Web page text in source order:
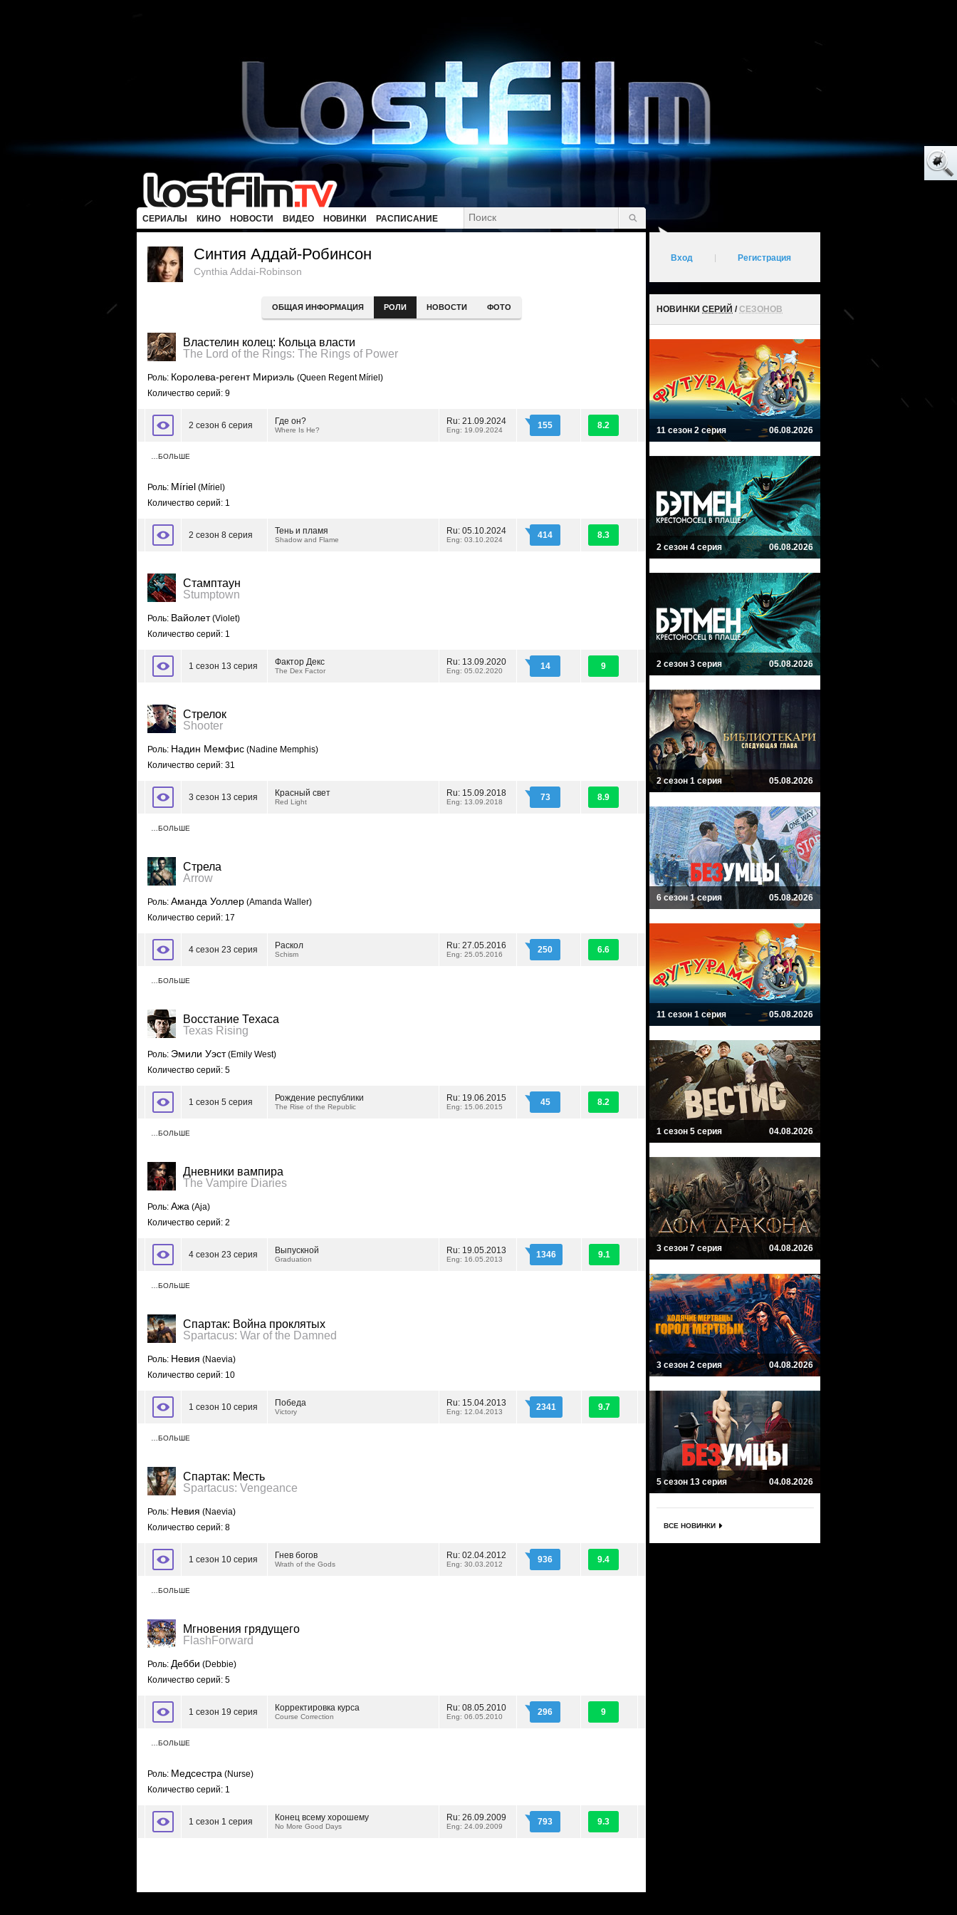
СЕРИАЛЫ КИНО НОВОСТИ ВИДЕО НОВИНКИ РАСПИСАНИЕ
Синтия Аддай-Робинсон
Cynthia Addai-Robinson
ОБЩАЯ ИНФОРМАЦИЯ РОЛИ НОВОСТИ ФОТО
Властелин колец: Кольца власти
The Lord of the Rings: The Rings of Power
Роль: Королева-регент Мириэль (Queen Regent Míriel)
Количество серий: 9
2 сезон 6 серия Где он?
Where Is He?
Ru: 21.09.2024
Eng: 19.09.2024 155 8.2
…БОЛЬШЕ
Роль: Míriel (Míriel)
Количество серий: 1
2 сезон 8 серия Тень и пламя
Shadow and Flame
Ru: 05.10.2024
Eng: 03.10.2024 414 8.3
Стамптаун
Stumptown
Роль: Вайолет(Violet)
Количество серий: 1
1 сезон 13 серия Фактор Декс
The Dex Factor
Ru: 13.09.2020
Eng: 05.02.2020 14 9
Стрелок
Shooter
Роль: Надин Мемфис (Nadine Memphis)
Количество серий: 31
3 сезон 13 серия Красный свет
Red Light
Ru: 15.09.2018
Eng: 13.09.2018 73 8.9
…БОЛЬШЕ
Стрела
Arrow
Роль: Аманда Уоллер (Amanda Waller)
Количество серий: 17
4 сезон 23 серия Раскол
Schism
Ru: 27.05.2016
Eng: 25.05.2016 250 6.6
…БОЛЬШЕ
Восстание Техаса
Texas Rising
Роль: Эмили Уэст(Emily West)
Количество серий: 5
1 сезон 5 серия Рождение республики
The Rise of the Republic
Ru: 19.06.2015
Eng: 15.06.2015 45 8.2
…БОЛЬШЕ
Дневники вампира
The Vampire Diaries
Роль: Ажа (Aja)
Количество серий: 2
4 сезон 23 серия Выпускной
Graduation
Ru: 19.05.2013
Eng: 16.05.2013 1346 9.1
…БОЛЬШЕ
Спартак: Война проклятых
Spartacus: War of the Damned
Роль: Невия (Naevia)
Количество серий: 10
1 сезон 10 серия Победа
Victory
Ru: 15.04.2013
Eng: 12.04.2013 2341 9.7
…БОЛЬШЕ
Спартак: Месть
Spartacus: Vengeance
Роль: Невия (Naevia)
Количество серий: 8
1 сезон 10 серия Гнев богов
Wrath of the Gods
Ru: 02.04.2012
Eng: 30.03.2012 936 9.4
…БОЛЬШЕ
Мгновения грядущего
FlashForward
Роль: Дебби (Debbie)
Количество серий: 5
1 сезон 19 серия Корректировка курса
Course Correction
Ru: 08.05.2010
Eng: 06.05.2010 296 9
…БОЛЬШЕ
Роль: Медсестра (Nurse)
Количество серий: 1
1 сезон 1 серия Конец всему хорошему
No More Good Days
Ru: 26.09.2009
Eng: 24.09.2009 793 9.3
Вход Регистрация
НОВИНКИ СЕРИЙ /СЕЗОНОВ
11 сезон 2 серия 06.08.2026
2 сезон 4 серия 06.08.2026
2 сезон 3 серия 05.08.2026
2 сезон 1 серия 05.08.2026
6 сезон 1 серия 05.08.2026
11 сезон 1 серия 05.08.2026
1 сезон 5 серия 04.08.2026
3 сезон 7 серия 04.08.2026
3 сезон 2 серия 04.08.2026
5 сезон 13 серия 04.08.2026
ВСЕ НОВИНКИ